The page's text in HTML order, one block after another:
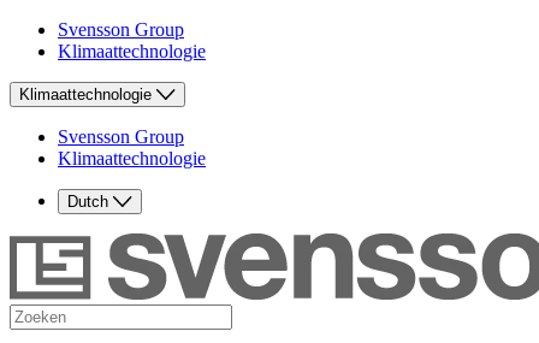
Svensson Group
Klimaattechnologie
Klimaattechnologie
Svensson Group
Klimaattechnologie
Dutch